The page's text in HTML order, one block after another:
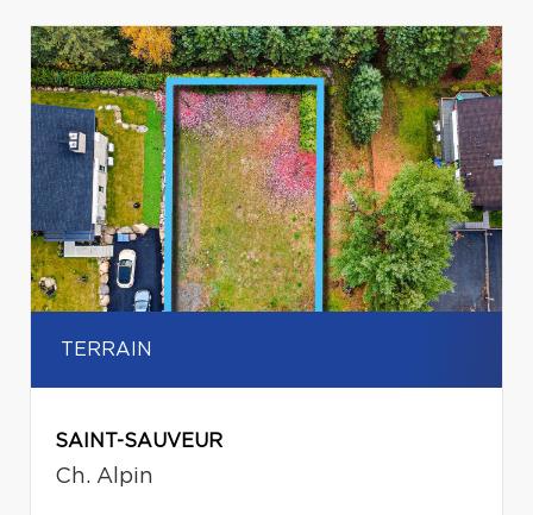
TERRAIN
SAINT-SAUVEUR
Ch. Alpin